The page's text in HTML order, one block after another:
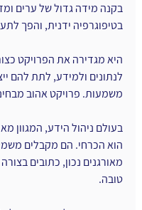
בקנה מידה גדול של ערים
בטיפוגרפיה ידנית, והפך
היא מגדירה את הפרויקט
לנתונים ולמידע, לתת להם
משמעות. פרויקט אהוב
בעולם ניהול הידע, המגוון
הוא הכרחי. הם מקבלים
מאורגנים נכון, כתובים
טובה.